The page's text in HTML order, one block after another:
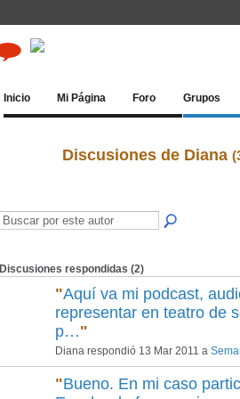
Inicio Mi Página Foro Grupos
Discusiones de Diana
Discusiones respondidas (2)
"Aquí va mi podcast,
representar en teatro de
p…"
Diana respondió 13 Mar 2011 a
"Bueno. En mi caso